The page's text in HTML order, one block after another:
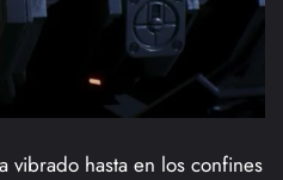
vibrado hasta en los confines